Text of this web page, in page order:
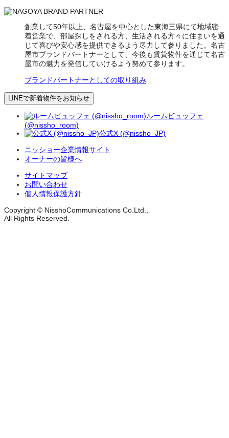
創業して50年以上、名古屋を中心とした東海三県にて地域密
着営業で、部屋探しをされる方、生活される方々に住まいを通
じて喜びや安心感を提供できるよう尽力して参りました。名古
屋市ブランドパートナーとして、今後も賃貸物件を通じて名古
屋市の魅力を発信していけるよう努めて参ります。
ブランドパートナーとしての取り組み
LINEで新着物件をお知らせ
ルームビュッフェ
(@nissho_room)
公式X (@nissho_JP)
ニッショー企業情報サイト
オーナーの皆様へ
サイトマップ
お問い合わせ
個人情報保護方針
Copyright © NisshoCommunications Co.Ltd.,
All Rights Reserved.